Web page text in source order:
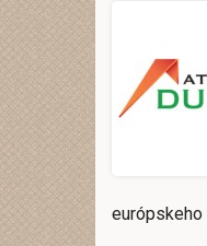
európskeho